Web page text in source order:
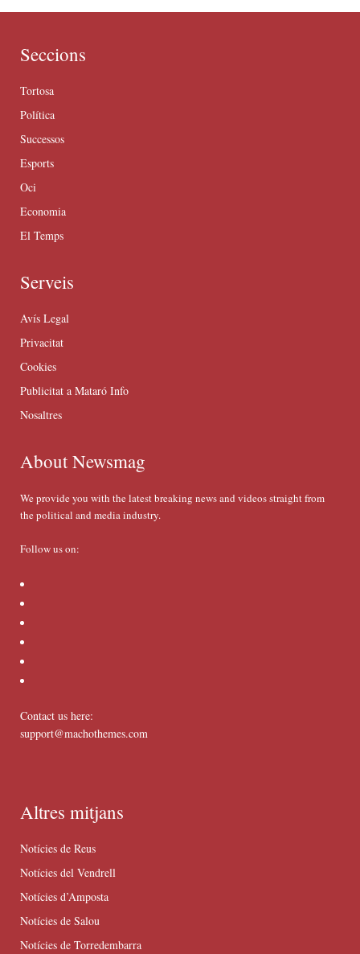
Seccions
Tortosa
Política
Successos
Esports
Oci
Economia
El Temps
Serveis
Avís Legal
Privacitat
Cookies
Publicitat a Mataró Info
Nosaltres
About Newsmag
We provide you with the latest breaking news and videos straight from
the political and media industry.
Follow us on:
Contact us here:
support@machothemes.com
Altres mitjans
Notícies de Reus
Notícies del Vendrell
Notícies d’Amposta
Notícies de Salou
Notícies de Torredembarra